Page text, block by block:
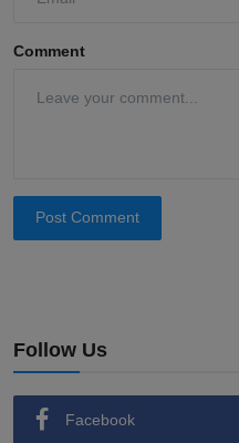
Comment
Post Comment
Follow Us
Facebook